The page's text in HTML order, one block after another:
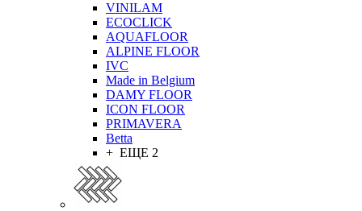
VINILAM
ECOCLICK
AQUAFLOOR
ALPINE FLOOR
IVC
Made in Belgium
DAMY FLOOR
ICON FLOOR
PRIMAVERA
Betta
+ ЕЩЕ 2